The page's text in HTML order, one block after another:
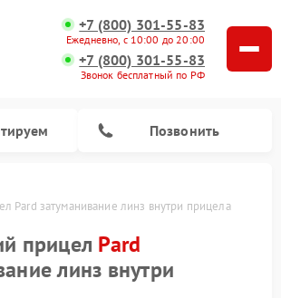
+7 (800) 301-55-83
Ежедневно, с 10:00 до 20:00
+7 (800) 301-55-83
Звонок бесплатный по РФ
Позвонить
Pard затуманивание линз внутри прицела
прицел Pard
линз внутри